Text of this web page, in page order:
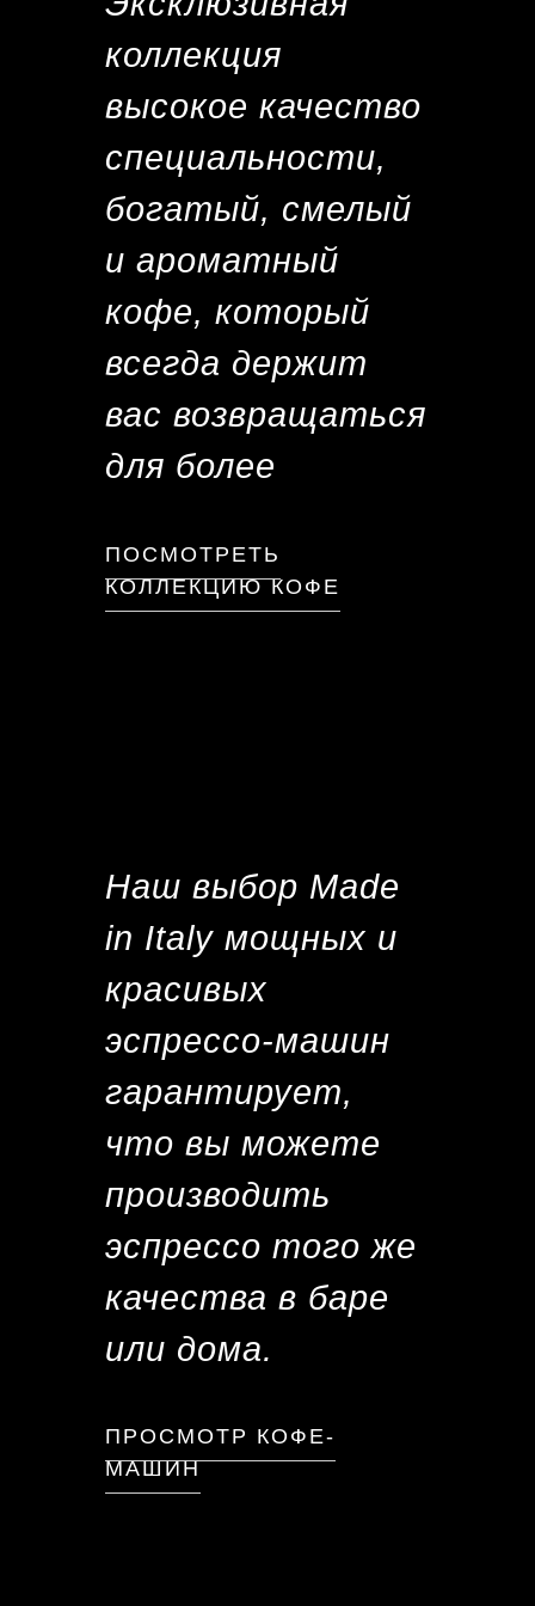
коллекция
высокое качество
специальности,
богатый, смелый
и ароматный
кофе, который
всегда держит
вас возвращаться
для более
ПОСМОТРЕТЬ
КОЛЛЕКЦИЮ КОФЕ
Наш выбор Made
in Italy мощных и
красивых
эспрессо-машин
гарантирует,
что вы можете
производить
эспрессо того же
качества в баре
или дома.
ПРОСМОТР КОФЕ-
МАШИН